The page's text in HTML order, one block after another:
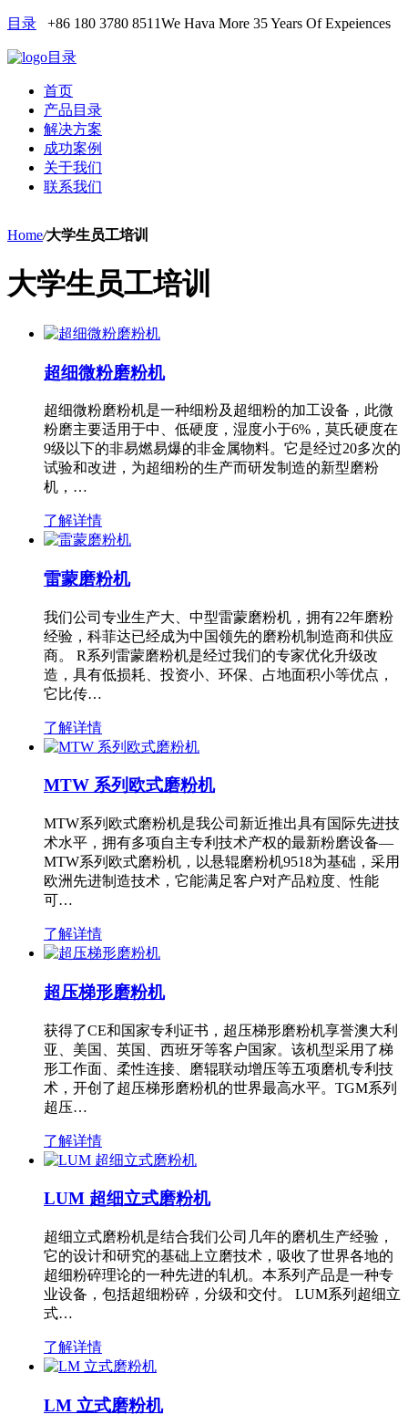
目录 +86 180 3780 8511We Hava More 35 Years Of Expeiences
目录
首页
产品目录
解决方案
成功案例
关于我们
联系我们
Home/大学生员工培训
大学生员工培训
超细微粉磨粉机
超细微粉磨粉机是一种细粉及超细粉的加工设备，此微
粉磨主要适用于中、低硬度，湿度小于6%，莫氏硬度在
9级以下的非易燃易爆的非金属物料。它是经过20多次的
试验和改进，为超细粉的生产而研发制造的新型磨粉
机，…
了解详情
雷蒙磨粉机
我们公司专业生产大、中型雷蒙磨粉机，拥有22年磨粉
经验，科菲达已经成为中国领先的磨粉机制造商和供应
商。 R系列雷蒙磨粉机是经过我们的专家优化升级改
造，具有低损耗、投资小、环保、占地面积小等优点，
它比传…
了解详情
MTW 系列欧式磨粉机
MTW系列欧式磨粉机是我公司新近推出具有国际先进技
术水平，拥有多项自主专利技术产权的最新粉磨设备—
MTW系列欧式磨粉机，以悬辊磨粉机9518为基础，采用
欧洲先进制造技术，它能满足客户对产品粒度、性能
可…
了解详情
超压梯形磨粉机
获得了CE和国家专利证书，超压梯形磨粉机享誉澳大利
亚、美国、英国、西班牙等客户国家。该机型采用了梯
形工作面、柔性连接、磨辊联动增压等五项磨机专利技
术，开创了超压梯形磨粉机的世界最高水平。TGM系列
超压…
了解详情
LUM 超细立式磨粉机
超细立式磨粉机是结合我们公司几年的磨机生产经验，
它的设计和研究的基础上立磨技术，吸收了世界各地的
超细粉碎理论的一种先进的轧机。本系列产品是一种专
业设备，包括超细粉碎，分级和交付。 LUM系列超细立
式…
了解详情
LM 立式磨粉机